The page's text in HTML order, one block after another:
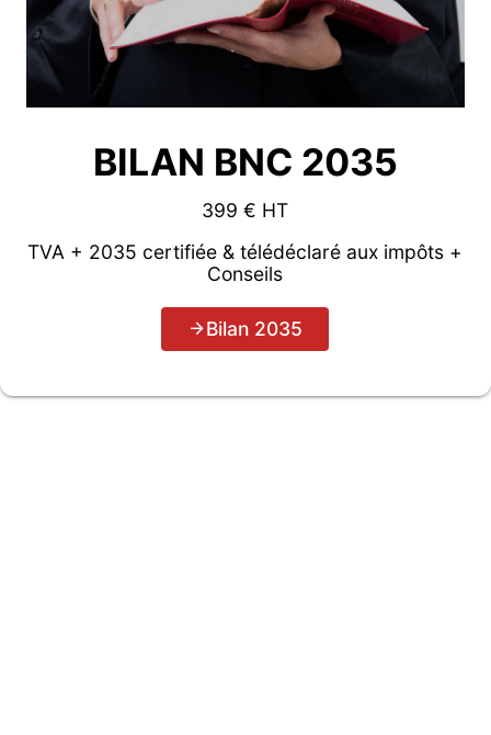
BILAN BNC 2035
399 € HT
TVA + 2035 certifiée & télédéclaré aux impôts +
Conseils
Bilan 2035